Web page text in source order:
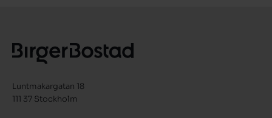
Luntmakargatan 18
111 37 Stockholm